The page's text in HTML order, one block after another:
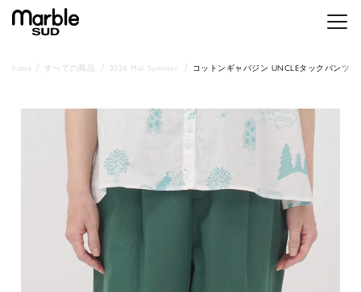
メニ
home すべての商品 2026 Mid Summer コットンギャバジン UNCLEタックパンツ